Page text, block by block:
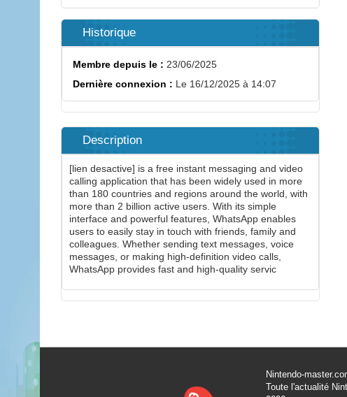
Historique
Membre depuis le : 23/06/2025
Dernière connexion : Le 16/12/2025 à 14:07
Description
[lien desactive] is a free instant messaging and video
calling application that has been widely used in more
than 180 countries and regions around the world, with
more than 2 billion active users. With its simple
interface and powerful features, WhatsApp enables
users to easily stay in touch with friends, family and
colleagues. Whether sending text messages, voice
messages, or making high-definition video calls,
WhatsApp provides fast and high-quality servic
Nintendo-
Toute l'actualité